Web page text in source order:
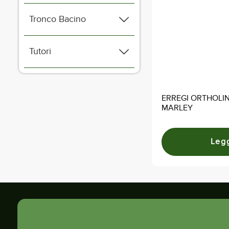
ERREGI
MARLEY
Tronco Bacino
Tutori